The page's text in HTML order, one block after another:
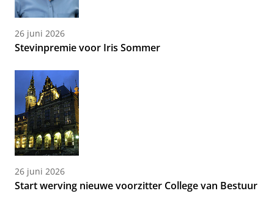
26 juni 2026
Stevinpremie voor Iris Sommer
26 juni 2026
Start werving nieuwe voorzitter College van Bestuur